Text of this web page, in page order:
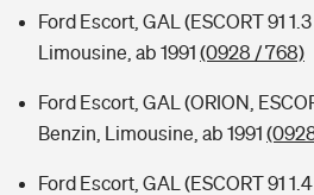
Ford Escort, GAL (ESCORT 91
Limousine, ab 1991 (0928 / 768)
Ford Escort, GAL (ORION,
Benzin, Limousine, ab 1991
Ford Escort, GAL (ESCORT 91